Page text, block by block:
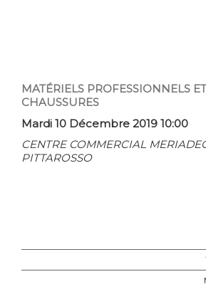
MATÉRIELS PROFESSIONNELS
CHAUSSURES
Mardi 10 Décembre 2019 10:00
CENTRE COMMERCIAL
PITTAROSSO